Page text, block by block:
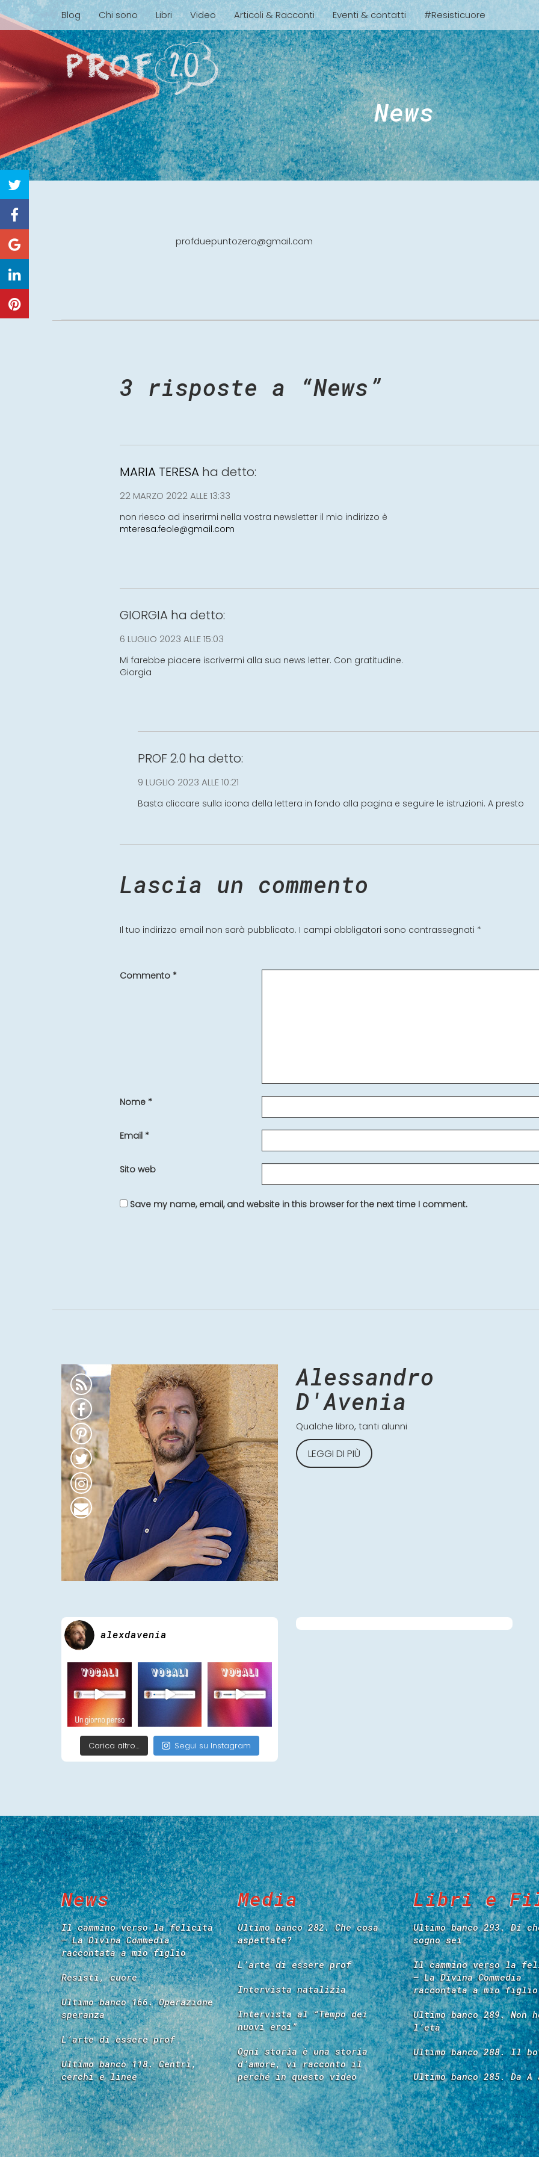
Blog Chi sono Libri Video Articoli & Racconti Eventi & contatti #Resisticuore
News
profduepuntozero@gmail.com
3 risposte a “News”
MARIA TERESA ha detto:
22 MARZO 2022 ALLE 13:33
non riesco ad inserirmi nella vostra newsletter il mio indirizzo è
mteresa.feole@gmail.com
GIORGIA ha detto:
6 LUGLIO 2023 ALLE 15:03
Mi farebbe piacere iscrivermi alla sua news letter. Con gratitudine.
Giorgia
PROF 2.0 ha detto:
9 LUGLIO 2023 ALLE 10:21
Basta cliccare sulla icona della lettera in fondo alla pagina e seguire le istruzioni. A presto
Lascia un commento
Il tuo indirizzo email non sarà pubblicato. I campi obbligatori sono contrassegnati *
Commento *
Nome *
Email *
Sito web
Save my name, email, and website in this browser for the next time I comment.
Alessandro
D'Avenia
Qualche libro, tanti alunni
LEGGI DI PIÙ
alexdavenia
Carica altro… Segui su Instagram
News
Il cammino verso la felicità
– La Divina Commedia
raccontata a mio figlio
Resisti, cuore
Ultimo banco 166. Operazione
speranza
L’arte di essere prof
Ultimo banco 118. Centri,
cerchi e linee
Media
Ultimo banco 282. Che cosa
aspettate?
L’arte di essere prof
Intervista natalizia
Intervista al “Tempo dei
nuovi eroi”
Ogni storia è una storia
d’amore, vi racconto il
perché in questo video
Libri e
Ultimo banco 293. Di
sogno sei
Il cammino verso la
– La Divina Commedia
raccontata a mio figlio
Ultimo banco 289. Non
l’età
Ultimo banco 288. Il
Ultimo banco 285. Da A